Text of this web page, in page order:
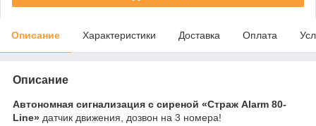
Описание Характеристики Доставка Оплата
Описание
Автономная сигнализация с сиреной «Страж Alarm 80-
Line» датчик движения, дозвон на 3 номера!